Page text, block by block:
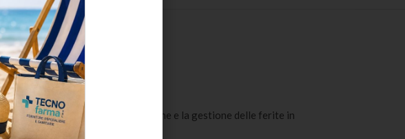
alta assorbenza per la protezione e la gestione delle ferite in